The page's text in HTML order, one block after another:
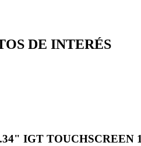
DE INTERÉS
IGT TOUCHSCREEN